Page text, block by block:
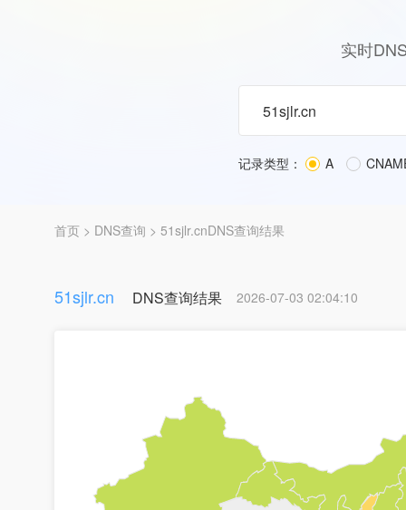
实时
记录类型： A
首页 > DNS查询 > 51sjlr.cnDNS查询结果
51sjlr.cn DNS查询结果 2026-07-03 02:04:10